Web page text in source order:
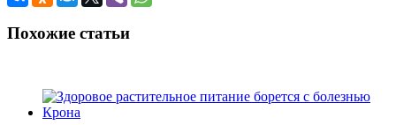
Похожие статьи